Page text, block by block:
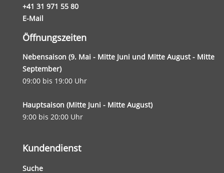
+41 31 971 55 80
E-Mail
Öffnungszeiten
Nebensaison (9. Mai - Mitte Juni und Mitte August - Mitte
September)
09:00 bis 19:00 Uhr
Hauptsaison (Mitte Juni - Mitte August)
9:00 bis 20:00 Uhr
Kundendienst
Suche